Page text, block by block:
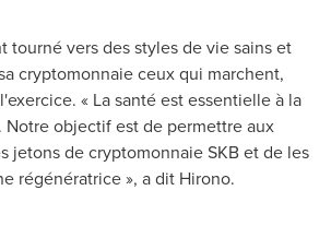
tourné vers des styles de vie sains et
cryptomonnaie ceux qui marchent,
« La santé est essentielle à la
objectif est de permettre aux
jetons de cryptomonnaie SKB et de les
régénératrice », a dit Hirono.